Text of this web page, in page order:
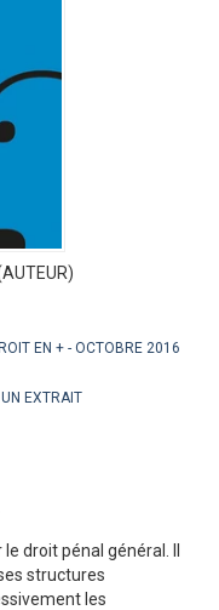
EN + OCTOBRE 2016
EXTRAIT
droit pénal général. Il
structures
les